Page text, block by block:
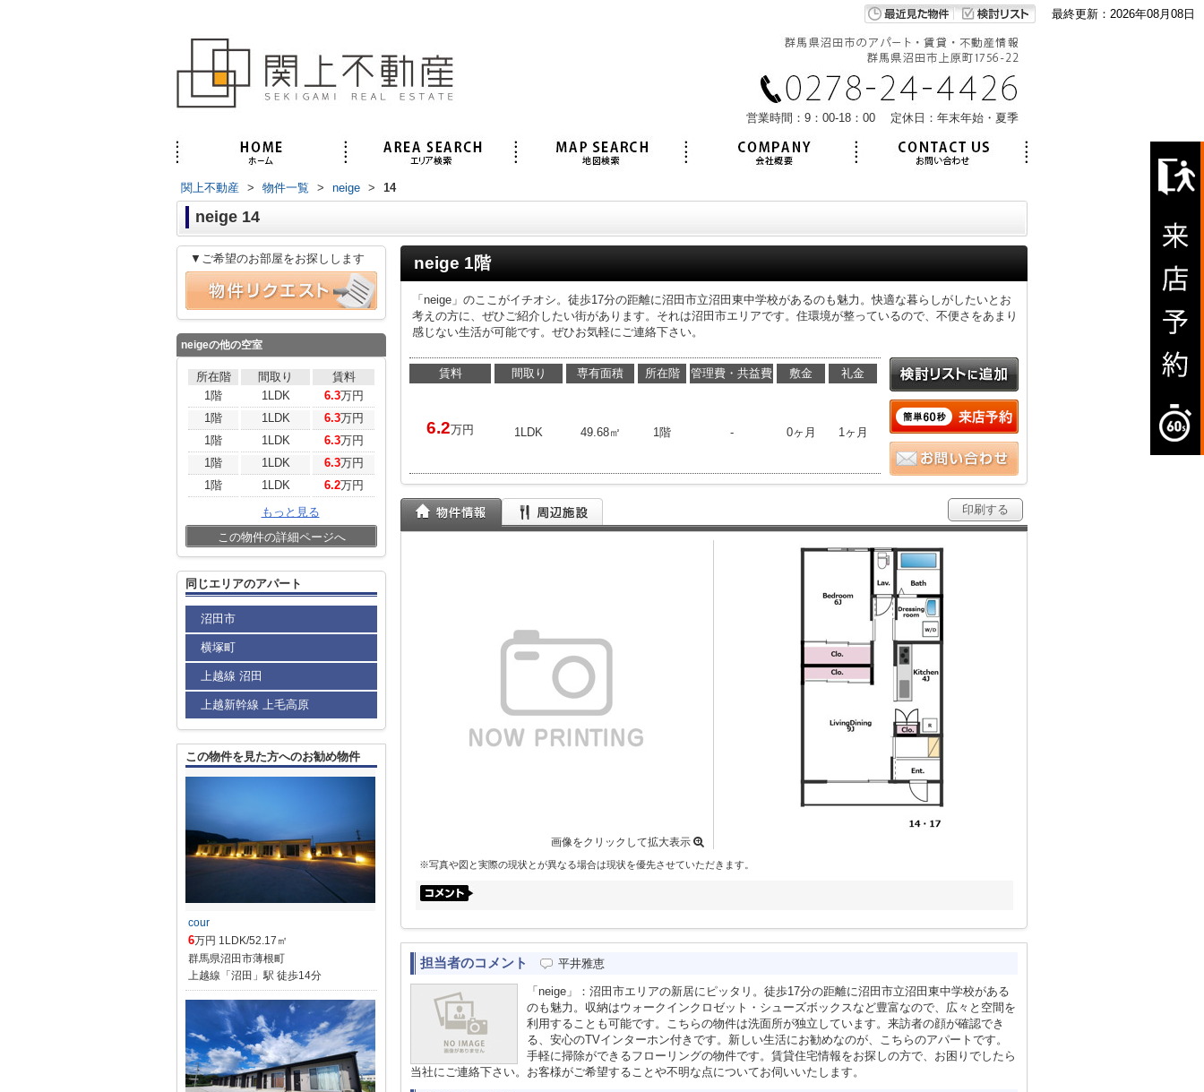
最終更新：2026年08月08日
営業時間：9：00-18：00 定休日：年末年始・夏季
関上不動産 > 物件一覧 > neige > 14
neige 14
neige 1階
「neige」のここがイチオシ。徒歩17分の距離に沼田市立沼田東中学校があるのも魅力。快適な暮らしがしたいとお
考えの方に、ぜひご紹介したい街があります。それは沼田市エリアです。住環境が整っているので、不便さをあまり
感じない生活が可能です。ぜひお気軽にご連絡下さい。
賃料
6.2万円
間取り
1LDK
専有面積
49.68㎡
所在階
1階
管理費・共益費
-
敷金
0ヶ月
礼金
1ヶ月
印刷する
画像をクリックして拡大表示
※写真や図と実際の現状とが異なる場合は現状を優先させていただきます。
担当者のコメント 平井雅恵
「neige」：沼田市エリアの新居にピッタリ。徒歩17分の距離に沼田市立沼田東中学校がある
のも魅力。収納はウォークインクロゼット・シューズボックスなど豊富なので、広々と空間を
利用することも可能です。こちらの物件は洗面所が独立しています。来訪者の顔が確認でき
る、安心のTVインターホン付きです。新しい生活にお勧めなのが、こちらのアパートです。
手軽に掃除ができるフローリングの物件です。賃貸住宅情報をお探しの方で、お困りでしたら
当社にご連絡下さい。お客様がご希望することや不明な点についてお伺いいたします。
▼ご希望のお部屋をお探しします
neigeの他の空室
所在階 間取り
賃料
1階
1LDK 6.3万円
1階
1LDK 6.3万円
1階
1LDK 6.3万円
1階
1LDK 6.3万円
1階
1LDK 6.2万円
もっと見る
この物件の詳細ページへ
同じエリアのアパート
沼田市
横塚町
上越線 沼田
上越新幹線 上毛高原
この物件を見た方へのお勧め物件
cour
6万円 1LDK/52.17㎡
群馬県沼田市薄根町
上越線「沼田」駅 徒歩14分